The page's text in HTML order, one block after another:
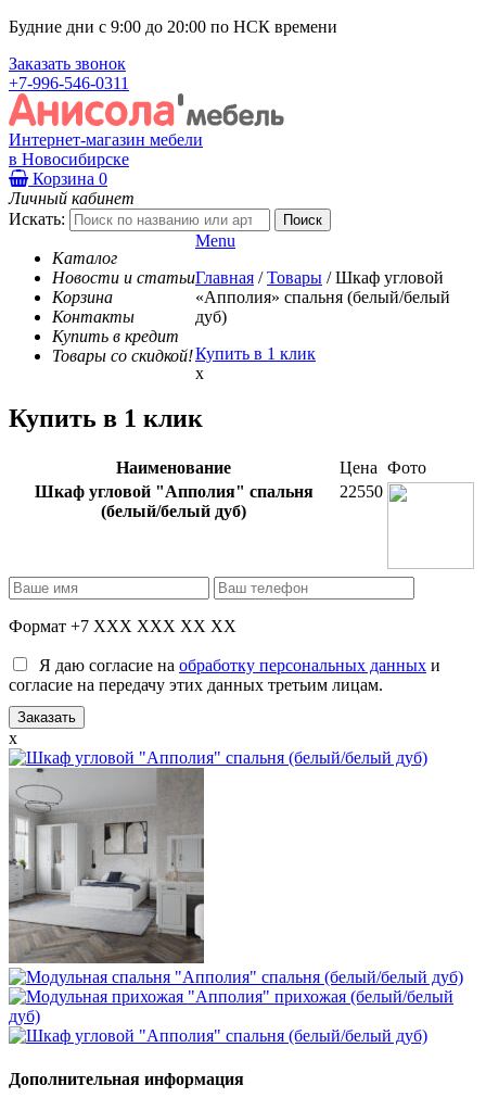
Будние дни с 9:00 до 20:00 по НСК времени
Заказать звонок
+7-996-546-0311
Интернет-магазин мебели
в Новосибирске
Корзина 0
Личный кабинет
Искать:
Каталог
Новости и статьи
Корзина
Контакты
Купить в кредит
Товары со скидкой!
Menu
Главная / Товары / Шкаф угловой
«Апполия» спальня (белый/белый
дуб)
Купить в 1 клик
x
Купить в 1 клик
Наименование Цена Фото
Шкаф угловой "Апполия" спальня
(белый/белый дуб)
22550
Формат +7 XXX XXX XX XX
Я даю согласие на обработку персональных данных и
согласие на передачу этих данных третьим лицам.
x
Дополнительная информация